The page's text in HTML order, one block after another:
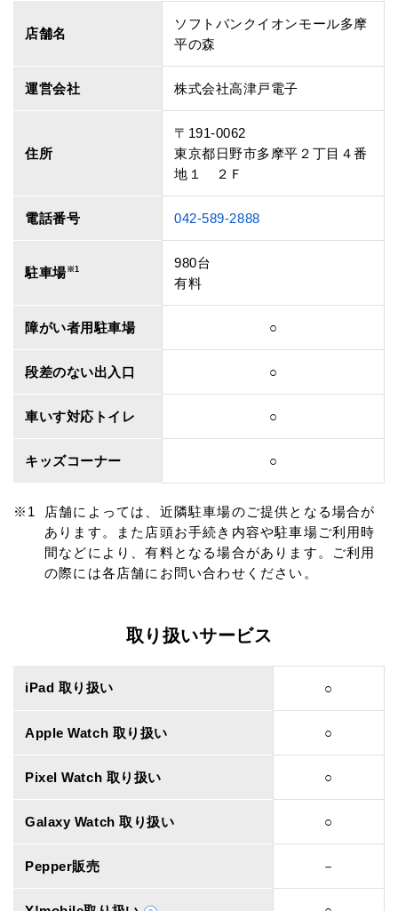
店舗名
ソフトバンクイオンモール多摩
平の森
運営会社 株式会社高津戸電子
住所
〒191-0062
東京都日野市多摩平２丁目４番
地１ ２Ｆ
電話番号 042-589-2888
駐車場※1
980台
有料
障がい者用駐車場 ○
段差のない出入口 ○
車いす対応トイレ ○
キッズコーナー ○
店舗によっては、近隣駐車場のご提供となる場合が
あります。また店頭お手続き内容や駐車場ご利用時
間などにより、有料となる場合があります。ご利用
の際には各店舗にお問い合わせください。
取り扱いサービス
iPad 取り扱い ○
Apple Watch 取り扱い ○
Pixel Watch 取り扱い ○
Galaxy Watch 取り扱い ○
Pepper販売 －